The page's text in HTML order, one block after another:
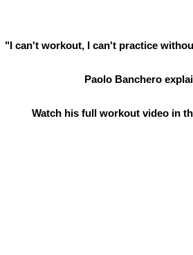
"I can't workout, I can't practice
Paolo Banchero
Watch his full workout video in